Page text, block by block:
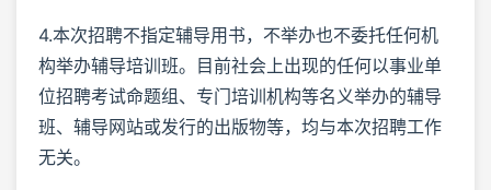
4.本次招聘不指定辅导用书，不举办也不委托任何机
构举办辅导培训班。目前社会上出现的任何以事业单
位招聘考试命题组、专门培训机构等名义举办的辅导
班、辅导网站或发行的出版物等，均与本次招聘工作
无关。